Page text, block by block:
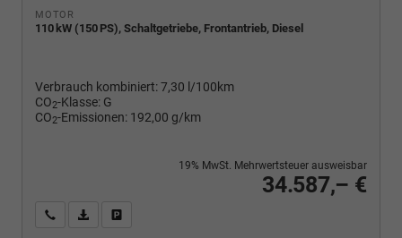
MOTOR
110 kW (150 PS), Schaltgetriebe, Frontantrieb, Diesel
Verbrauch kombiniert:7,30 l/100km
CO2-Klasse: G
CO2-Emissionen: 192,00 g/km
34.587,– €
19% MwSt. Mehrwertsteuer ausweisbar
Wir rufen Sie anPDF-Fahrzeugexposé drucken